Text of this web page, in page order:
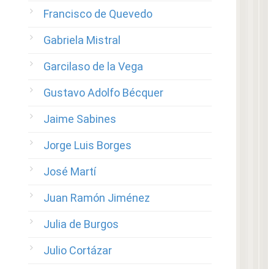
Francisco de Quevedo
Gabriela Mistral
Garcilaso de la Vega
Gustavo Adolfo Bécquer
Jaime Sabines
Jorge Luis Borges
José Martí
Juan Ramón Jiménez
Julia de Burgos
Julio Cortázar